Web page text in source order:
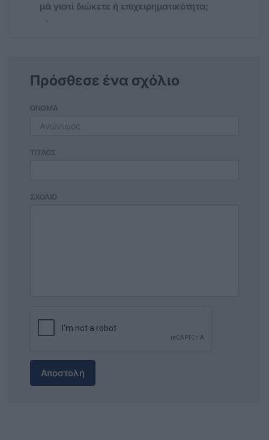
μά γιατί διώκετε ή επιχειρηματικότητα;
Πρόσθεσε ένα σχόλιο
ΟΝΟΜΑ
ΤΙΤΛΟΣ
ΣΧΟΛΙΟ
Αποστολή